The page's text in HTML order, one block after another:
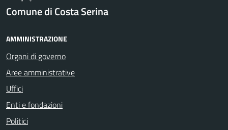
Comune di Costa Serina
AMMINISTRAZIONE
Organi di governo
Aree amministrative
Uffici
Enti e fondazioni
Politici